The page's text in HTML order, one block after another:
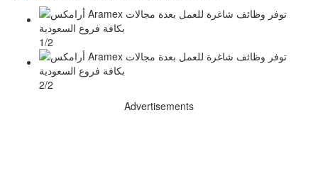
1/2
2/2
Advertisements